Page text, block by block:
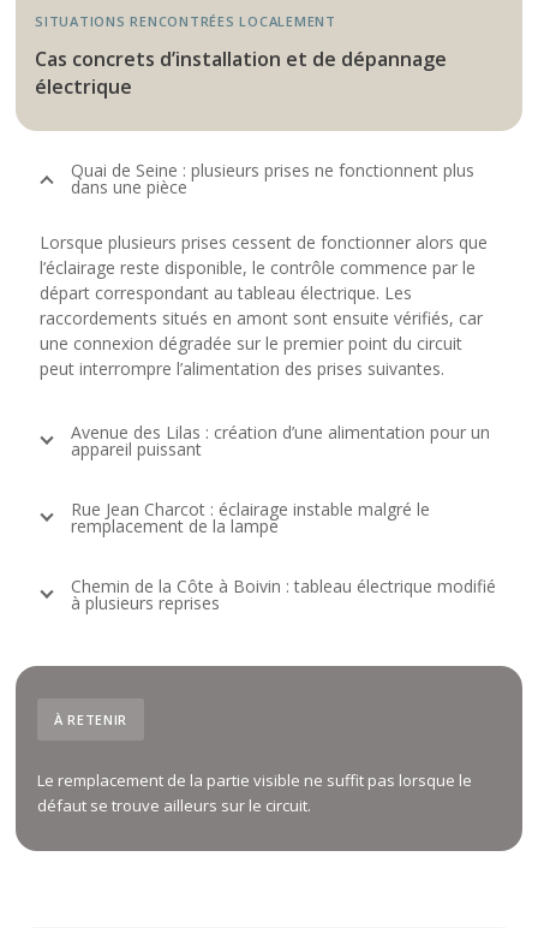
SITUATIONS RENCONTRÉES LOCALEMENT
Cas concrets d’installation et de dépannage
électrique
Quai de Seine : plusieurs prises ne fonctionnent plus
dans une pièce
Lorsque plusieurs prises cessent de fonctionner alors que
l’éclairage reste disponible, le contrôle commence par le
départ correspondant au tableau électrique. Les
raccordements situés en amont sont ensuite vérifiés, car
une connexion dégradée sur le premier point du circuit
peut interrompre l’alimentation des prises suivantes.
Avenue des Lilas : création d’une alimentation pour un
appareil puissant
Rue Jean Charcot : éclairage instable malgré le
remplacement de la lampe
Chemin de la Côte à Boivin : tableau électrique modifié
à plusieurs reprises
À RETENIR
Le remplacement de la partie visible ne suffit pas lorsque le
défaut se trouve ailleurs sur le circuit.